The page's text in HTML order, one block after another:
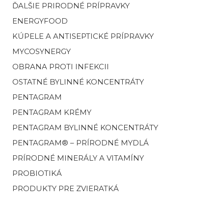
ĎALŠIE PRIRODNÉ PRÍPRAVKY
ENERGYFOOD
KÚPELE A ANTISEPTICKÉ PRÍPRAVKY
MYCOSYNERGY
OBRANA PROTI INFEKCII
OSTATNÉ BYLINNÉ KONCENTRÁTY
PENTAGRAM
PENTAGRAM KRÉMY
PENTAGRAM BYLINNÉ KONCENTRÁTY
PENTAGRAM® – PRÍRODNÉ MYDLÁ
PRÍRODNÉ MINERÁLY A VITAMÍNY
PROBIOTIKÁ
PRODUKTY PRE ZVIERATKÁ